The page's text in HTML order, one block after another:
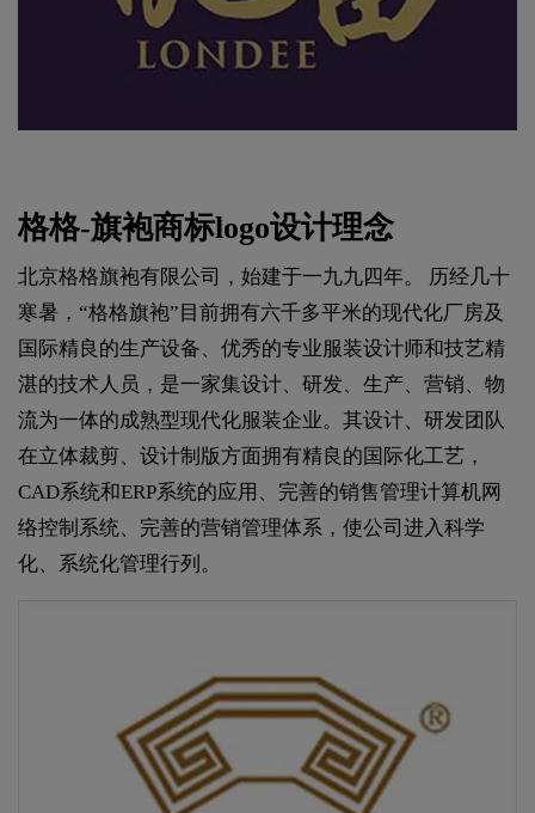
格格-旗袍商标logo设计理念
北京格格旗袍有限公司，始建于一九九四年。 历经几十
寒暑，“格格旗袍”目前拥有六千多平米的现代化厂房及
国际精良的生产设备、优秀的专业服装设计师和技艺精
湛的技术人员，是一家集设计、研发、生产、营销、物
流为一体的成熟型现代化服装企业。其设计、研发团队
在立体裁剪、设计制版方面拥有精良的国际化工艺，
CAD系统和ERP系统的应用、完善的销售管理计算机网
络控制系统、完善的营销管理体系，使公司进入科学
化、系统化管理行列。